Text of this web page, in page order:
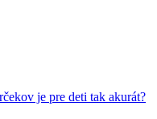
je pre deti tak akurát?